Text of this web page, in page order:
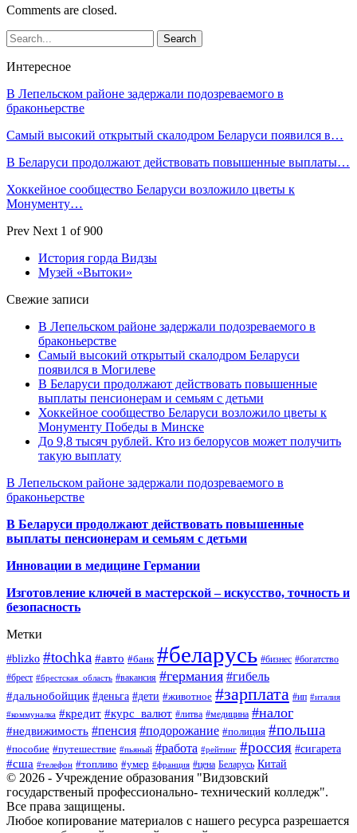
Comments are closed.
Интересное
В Лепельском районе задержали подозреваемого в
браконьерстве
Самый высокий открытый скалодром Беларуси появился в…
В Беларуси продолжают действовать повышенные выплаты…
Хоккейное сообщество Беларуси возложило цветы к
Монументу…
Prev Next 1 of 900
История горда Видзы
Музей «Вытоки»
Свежие записи
В Лепельском районе задержали подозреваемого в
браконьерстве
Самый высокий открытый скалодром Беларуси
появился в Могилеве
В Беларуси продолжают действовать повышенные
выплаты пенсионерам и семьям с детьми
Хоккейное сообщество Беларуси возложило цветы к
Монументу Победы в Минске
До 9,8 тысяч рублей. Кто из белорусов может получить
такую выплату
В Лепельском районе задержали подозреваемого в
браконьерстве
В Беларуси продолжают действовать повышенные
выплаты пенсионерам и семьям с детьми
Инновации в медицине Германии
Изготовление ключей в мастерской – искусство, точность и
безопасность
Метки
#blizko #tochka #авто #банк #беларусь #бизнес #богатство
#брест #брестская_область #вакансия #германия #гибель
#дальнобойщик #деньга #дети #животное #зарплата #ип #италия
#коммуналка #кредит #курс_валют #литва #медицина #налог
#недвижимость #пенсия #подорожание #полиция #польша
#пособие #путешествие #пьяный #работа #рейтинг #россия #сигарета
#сша #телефон #топливо #умер #франция #цена Беларусь Китай
© 2026 - Учреждение образования "Видзовский
государственый профессионально- технический колледж".
Все права защищены.
Любое копирование материалов с нашего ресурса разрешается